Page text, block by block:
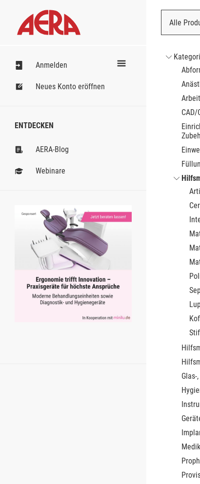
Alle
Nach
Anmelden
Neues Konto eröffnen
ENTDECKEN
AERA-Blog
Webinare
Gesponsert
CAD/